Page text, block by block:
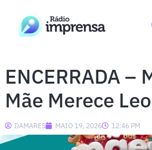
ENCERRADA –
Mãe Merece
DAMARES MAIO 19, 2026 12:46 PM